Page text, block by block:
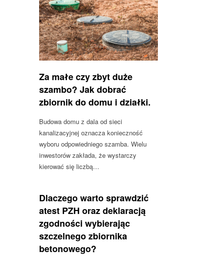
Za małe czy zbyt duże
szambo? Jak dobrać
zbiornik do domu i działki.
Budowa domu z dala od sieci
kanalizacyjnej oznacza konieczność
wyboru odpowiedniego szamba. Wielu
inwestorów zakłada, że wystarczy
kierować się liczbą…
Dlaczego warto sprawdzić
atest PZH oraz deklaracją
zgodności wybierając
szczelnego zbiornika
betonowego?